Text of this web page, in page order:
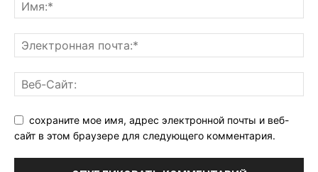
сохраните мое имя, адрес электронной почты и веб-
сайт в этом браузере для следующего комментария.